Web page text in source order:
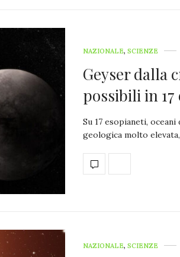
NAZIONALE, SCIENZE
Geyser dalla
possibili in
Su 17 esopianeti,
geologica molto
NAZIONALE, SCIENZE